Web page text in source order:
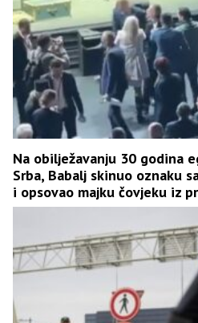
Na obilježavanju 30 godina
Srba, Babalj skinuo oznaku
i opsovao majku čovjeku iz